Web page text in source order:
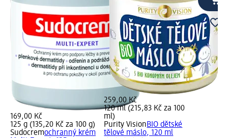
169,00 Kč
125 g (135,20 Kč za 100 g)
Sudocremochranný krém
259,00 Kč
120 ml (215,83 Kč za 100
ml)
Purity VisionBIO dětské
tělové máslo, 120 ml